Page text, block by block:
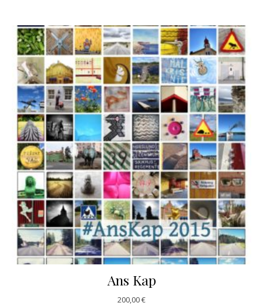
Ans Kap
200,00€